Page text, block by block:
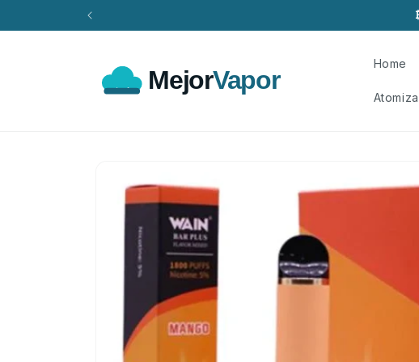
directamente
al contenido
Home
información
del producto